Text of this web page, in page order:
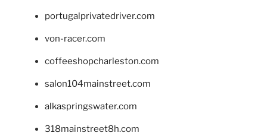
portugalprivatedriver.com
von-racer.com
coffeeshopcharleston.com
salon104mainstreet.com
alkaspringswater.com
318mainstreet8h.com